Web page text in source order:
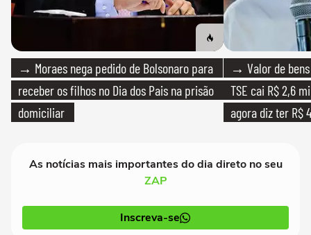
→ Moraes nega pedido de Bolsonaro para
receber os filhos no Dia dos Pais na prisão
domiciliar
→ Valor de
TSE cai R$ 2,6
agora diz ter R$
As notícias mais importantes do dia direto no seu
ZAP
Inscreva-se